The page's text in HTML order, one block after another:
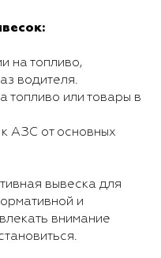
на топливо,
водителя.
топливо или товары в
АЗС от основных
вывеска для
и
внимание